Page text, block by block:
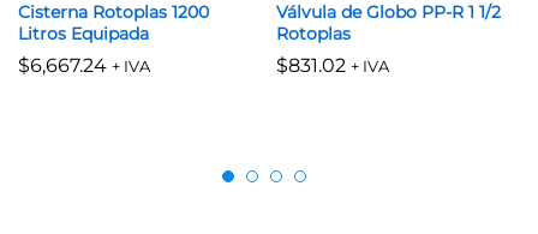
Cisterna Rotoplas 1200
Litros Equipada
$6,667.24 + IVA
Válvula de Globo PP-R 1 1/2
Rotoplas
$831.02 + IVA